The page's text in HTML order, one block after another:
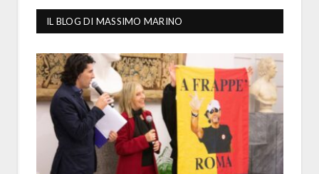
IL BLOG DI MASSIMO MARINO